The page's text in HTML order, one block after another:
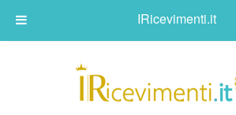
IRicevimenti.it